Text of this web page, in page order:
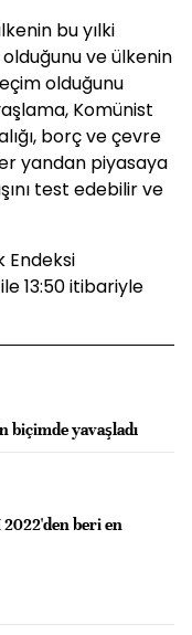
bu yılki
ve ülkenin
olduğunu
Komünist
borç ve çevre
yandan piyasaya
test edebilir ve
Endeksi
13:50 itibariyle
biçimde yavaşladı
beri en